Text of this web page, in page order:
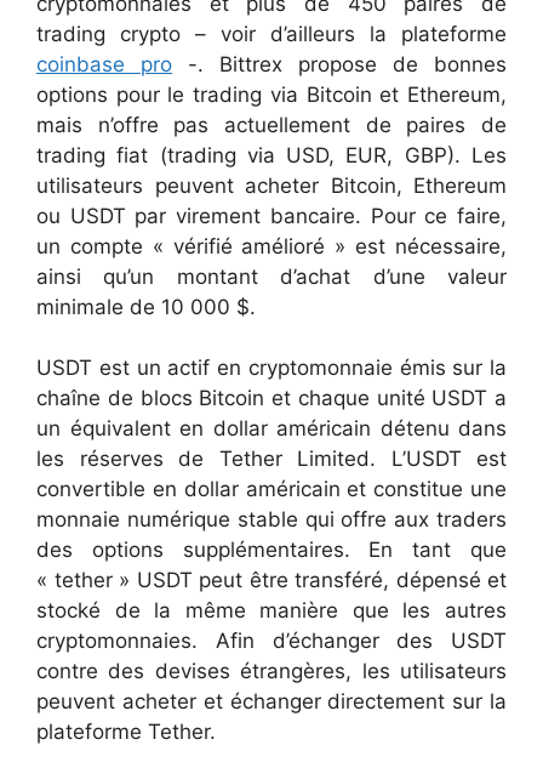
trading crypto – voir d’ailleurs la plateforme
coinbase pro -. Bittrex propose de bonnes
options pour le trading via Bitcoin et Ethereum,
mais n’offre pas actuellement de paires de
trading fiat (trading via USD, EUR, GBP). Les
utilisateurs peuvent acheter Bitcoin, Ethereum
ou USDT par virement bancaire. Pour ce faire,
un compte « vérifié amélioré » est nécessaire,
ainsi qu’un montant d’achat d’une valeur
minimale de 10 000 $.
USDT est un actif en cryptomonnaie émis sur la
chaîne de blocs Bitcoin et chaque unité USDT a
un équivalent en dollar américain détenu dans
les réserves de Tether Limited. L’USDT est
convertible en dollar américain et constitue une
monnaie numérique stable qui offre aux traders
des options supplémentaires. En tant que
« tether » USDT peut être transféré, dépensé et
stocké de la même manière que les autres
cryptomonnaies. Afin d’échanger des USDT
contre des devises étrangères, les utilisateurs
peuvent acheter et échanger directement sur la
plateforme Tether.